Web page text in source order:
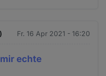
Fr. 16 Apr 2021 - 16:20
echte